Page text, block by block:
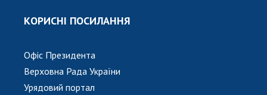
КОРИСНІ ПОСИЛАННЯ
Офіс Президента
Верховна Рада України
Урядовий портал